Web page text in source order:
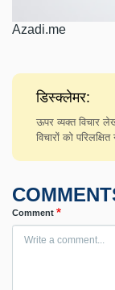
Azadi.me
डिस्क्लेमर:
ऊपर व्यक्त विचार
विचारों को
Comment